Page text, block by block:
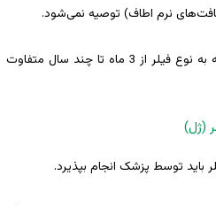
نرم اطاف) توصیه نمی‌شود.
در حالت کلی عمر مفید فیلرها بسته به نوع فیلر از 3 ماه تا چند سال متفاوت
(ژل)
باید توسط پزشک انجام بپذیرد.